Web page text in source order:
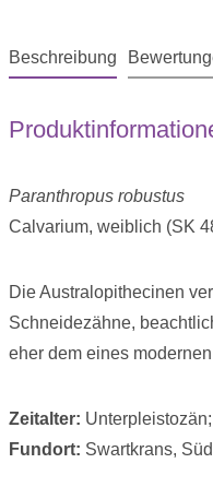
Beschreibung
Paranthropus robustus
Calvarium, weiblich (SK
Die Australopithecinen
Schneidezähne,
eher dem eines
Zeitalter: Unterpleistozän;
Fundort: Swartkrans,